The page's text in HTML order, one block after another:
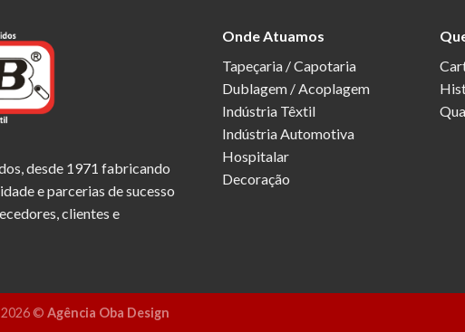
desde 1971 fabricando
e parcerias de sucesso
clientes e
Onde Atuamos
Tapeçaria / Capotaria
Dublagem / Acoplagem
Indústria Têxtil
Indústria Automotiva
Hospitalar
Decoração
2026 © Agência Oba Design